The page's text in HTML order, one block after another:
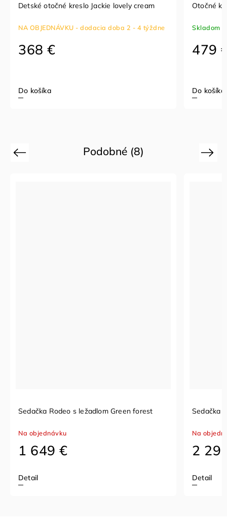
Detské otočné kreslo Jackie lovely cream
NA OBJEDNÁVKU - dodacia doba 2 - 4 týždne
368 €
Do košíka
Otočné
Skladom
479
Do košíka
Podobné (8)
Previous
Sedačka Rodeo s ležadlom Green forest
Na objednávku
1 649 €
Detail
Sedačka
Na
2
Detail
Next